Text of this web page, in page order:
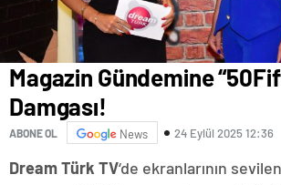
Magazin Gündemine
Damgası!
ABONE OL News 24 Eylül 2025 12:36
Dream Türk TV‘de ekranlarının sevilen